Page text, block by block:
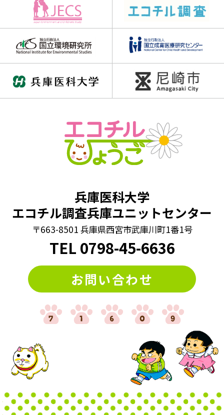
兵庫医科大学
エコチル調査兵庫ユニットセンター
〒663-8501 兵庫県西宮市武庫川町1番1号
TEL 0798-45-6636
お問い合わせ